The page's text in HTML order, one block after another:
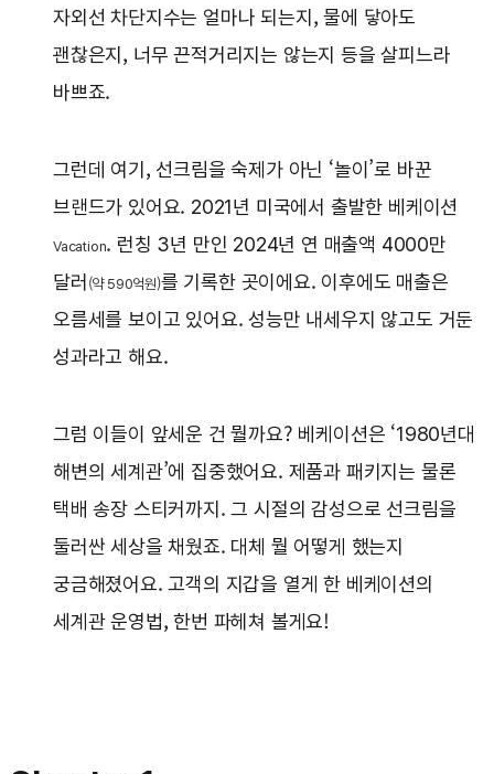
자외선 차단지수는 얼마나 되는지, 물에 닿아도
괜찮은지, 너무 끈적거리지는 않는지 등을 살피느라
바쁘죠.
그런데 여기, 선크림을 숙제가 아닌 ‘놀이’로 바꾼
브랜드가 있어요. 2021년 미국에서 출발한 베케이션
Vacation. 런칭 3년 만인 2024년 연 매출액 4000만
달러 (약 590억원)를 기록한 곳이에요. 이후에도 매출은
오름세를 보이고 있어요. 성능만 내세우지 않고도 거둔
성과라고 해요.
그럼 이들이 앞세운 건 뭘까요? 베케이션은 ‘1980년대
해변의 세계관’에 집중했어요. 제품과 패키지는 물론
택배 송장 스티커까지. 그 시절의 감성으로 선크림을
둘러싼 세상을 채웠죠. 대체 뭘 어떻게 했는지
궁금해졌어요. 고객의 지갑을 열게 한 베케이션의
세계관 운영법, 한번 파헤쳐 볼게요!